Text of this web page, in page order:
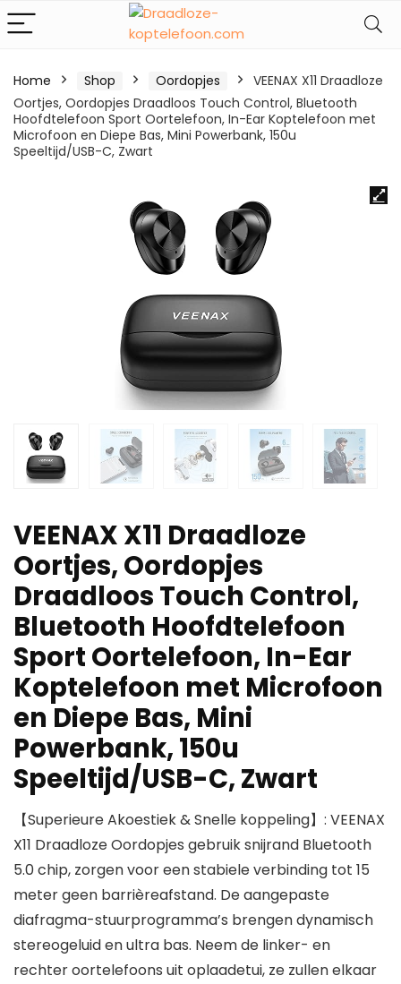
Home Shop Oordopjes
VEENAX X11 Draadloze
Oortjes, Oordopjes Draadloos Touch Control, Bluetooth
Hoofdtelefoon Sport Oortelefoon, In-Ear Koptelefoon met
Microfoon en Diepe Bas, Mini Powerbank, 150u
Speeltijd/USB-C, Zwart
VEENAX X11 Draadloze
Oortjes, Oordopjes
Draadloos Touch Control,
Bluetooth Hoofdtelefoon
Sport Oortelefoon, In-Ear
Koptelefoon met Microfoon
en Diepe Bas, Mini
Powerbank, 150u
Speeltijd/USB-C, Zwart
【Superieure Akoestiek & Snelle koppeling】: VEENAX
X11 Draadloze Oordopjes gebruik snijrand Bluetooth
5.0 chip, zorgen voor een stabiele verbinding tot 15
meter geen barrièreafstand. De aangepaste
diafragma-stuurprogramma’s brengen dynamisch
stereogeluid en ultra bas. Neem de linker- en
rechter oortelefoons uit oplaadetui, ze zullen elkaar